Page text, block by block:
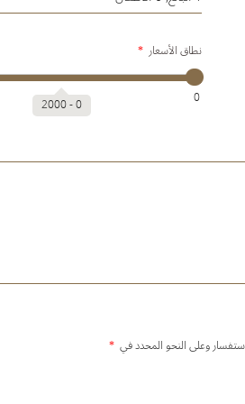
نطاق الأسعار *
0
0
‐
2000
وعلى النحو المحدد في *